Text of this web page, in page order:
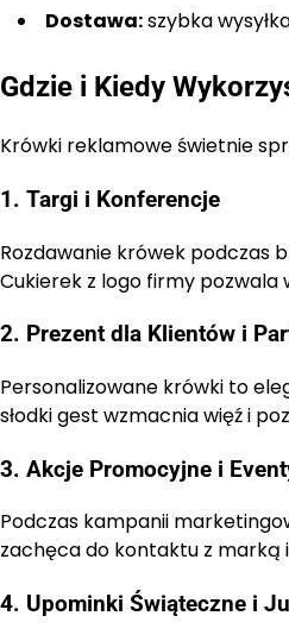
Dostawa:szybka
Gdzie i Kiedy
Krówki reklamowe świetnie
1. Targi i Konferencje
Rozdawanie krówek podczas
Cukierek z logo firmy pozwala
2. Prezent dla Klientów i
Personalizowane krówki to
słodki gest wzmacnia więź i
3. Akcje Promocyjne i
Podczas kampanii
zachęca do kontaktu z marką
4. Upominki Świąteczne i